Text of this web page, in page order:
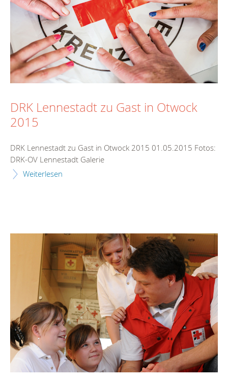
DRK Lennestadt zu Gast in Otwock
2015
DRK Lennestadt zu Gast in Otwock 2015 01.05.2015 Fotos:
DRK-OV Lennestadt Galerie
Weiterlesen